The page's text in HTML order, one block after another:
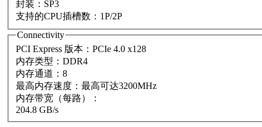
封装：SP3
支持的CPU插槽数：1P/2P
Connectivity
PCI Express 版本：PCIe 4.0 x128
内存类型：DDR4
内存通道：8
最高内存速度：最高可达3200MHz
内存带宽（每路）：
204.8 GB/s